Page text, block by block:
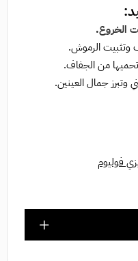
:
وتثبيت الرموش.
من الجفاف.
وتبرز جمال العينين.
فوليوم